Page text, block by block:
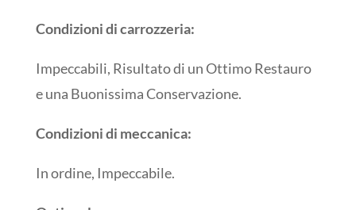
Condizioni di carrozzeria:
Impeccabili, Risultato di un Ottimo Restauro
e una Buonissima Conservazione.
Condizioni di meccanica:
In ordine, Impeccabile.